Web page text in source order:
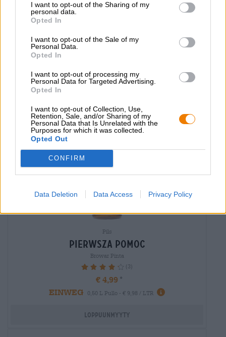
I want to opt-out of the Sharing of my
personal data.
Opted In
I want to opt-out of the Sale of my
Personal Data.
Opted In
I want to opt-out of processing my
Personal Data for Targeted Advertising.
Opted In
I want to opt-out of Collection, Use,
Retention, Sale, and/or Sharing of my
Personal Data that Is Unrelated with the
Purposes for which it was collected.
Opted Out
CONFIRM
Data Deletion Data Access Privacy Policy
MEHRWEG
Pils
pierwsza pomoc
Browar Pinta
86.67% (3)
€ 4,99
EINWEG
0,50 L Pullo - € 9,98 / LTR
Loppuunmyyty